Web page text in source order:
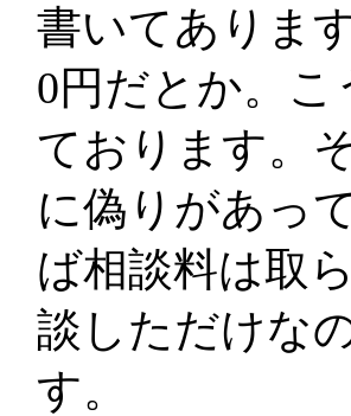
書いてありま
0円だとか。
ております。
に偽りがあっ
ば相談料は取
談しただけな
す。